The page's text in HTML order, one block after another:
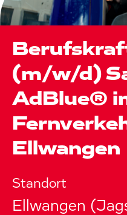
(m/w/d)
AdBlue®
Ellwangen
Standort
Ellwangen